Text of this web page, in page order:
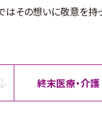
はその想いに敬意を持
終末医療・介護